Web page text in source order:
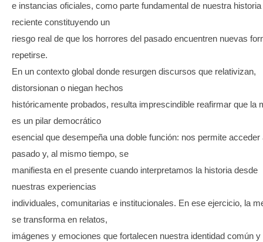
e instancias oficiales, como parte fundamental de nuestra historia
reciente constituyendo un
riesgo real de que los horrores del pasado encuentren nuevas
repetirse.
En un contexto global donde resurgen discursos que relativizan,
distorsionan o niegan hechos
históricamente probados, resulta imprescindible reafirmar que la
es un pilar democrático
esencial que desempeña una doble función: nos permite acceder
pasado y, al mismo tiempo, se
manifiesta en el presente cuando interpretamos la historia desde
nuestras experiencias
individuales, comunitarias e institucionales. En ese ejercicio, la
se transforma en relatos,
imágenes y emociones que fortalecen nuestra identidad común y